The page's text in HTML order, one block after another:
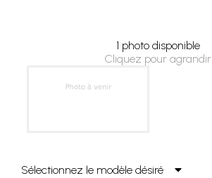
1 photo disponible
Cliquez pour agrandir
Sélectionnez le modèle désiré